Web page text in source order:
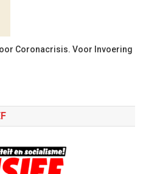
Coronacrisis. Voor Invoering